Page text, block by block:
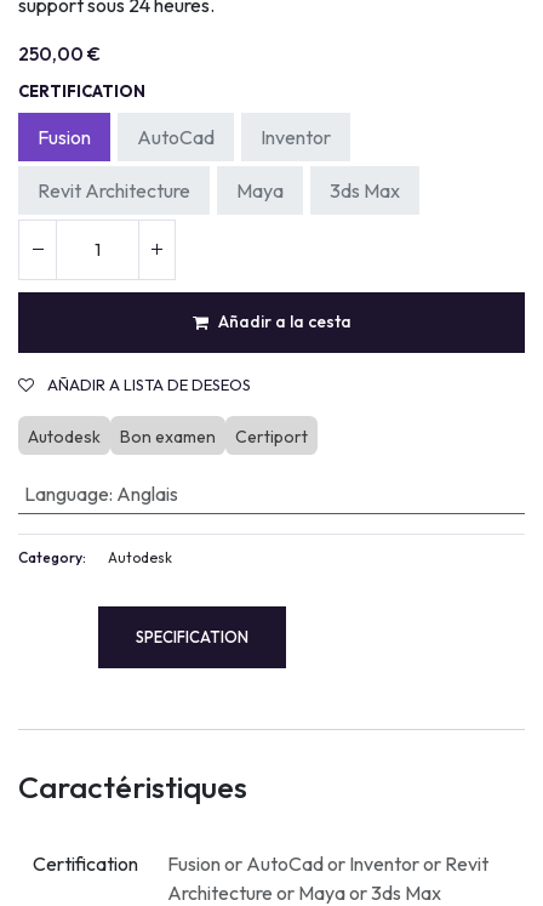
250,00 €
CERTIFICATION
Fusion AutoCad Inventor
Revit Architecture Maya 3ds Max
Añadir a la cesta
AÑADIR A LISTA DE DESEOS
Autodesk Bon examen Certiport
Language: Anglais
Category: Autodesk
SPECIFICATION
Caractéristiques
Certification Fusionor AutoCador Inventoror Revit
Architecture or Mayaor3ds Max